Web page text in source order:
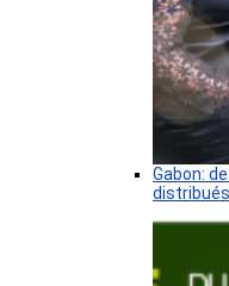
Gabon: